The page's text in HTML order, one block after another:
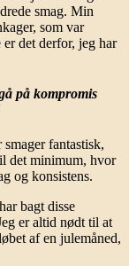
smag. Min
som var
det derfor, jeg har
på kompromis
fantastisk,
det minimum, hvor
og konsistens.
bagt disse
er altid nødt til at
af en julemåned,